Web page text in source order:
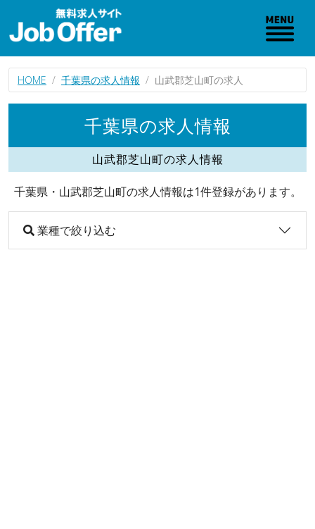
HOME 千葉県の求人情報 山武郡芝山町の求人
千葉県の求人情報
山武郡芝山町の求人情報
千葉県・山武郡芝山町の求人情報は1件登録があります。
業種で絞り込む